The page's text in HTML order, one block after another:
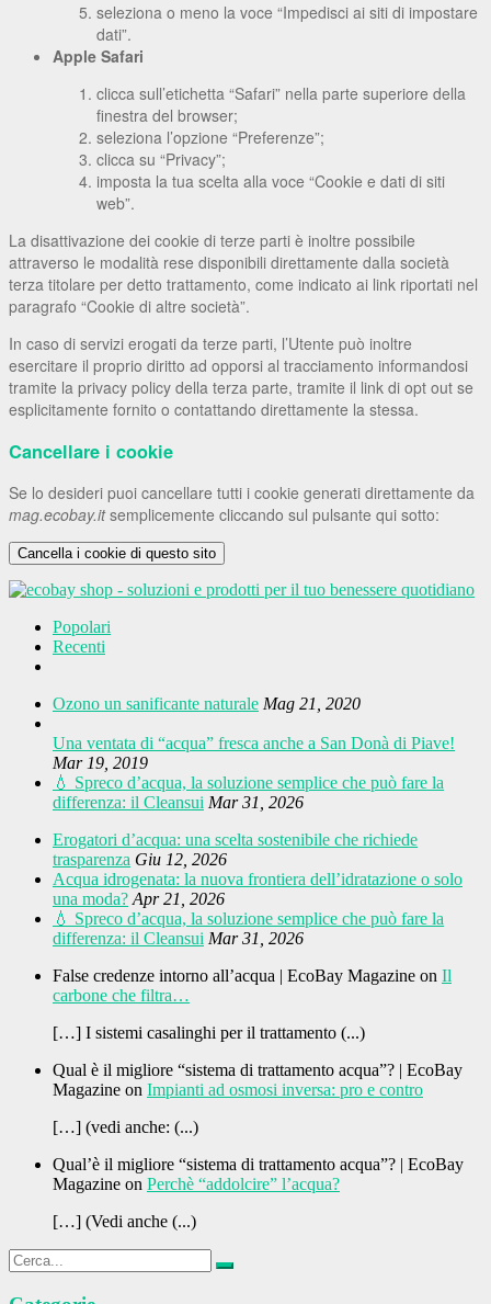
seleziona o meno la voce “Impedisci ai siti di impostare
dati”.
Apple Safari
clicca sull’etichetta “Safari” nella parte superiore della
finestra del browser;
seleziona l’opzione “Preferenze”;
clicca su “Privacy”;
imposta la tua scelta alla voce “Cookie e dati di siti
web”.
La disattivazione dei cookie di terze parti è inoltre possibile
attraverso le modalità rese disponibili direttamente dalla società
terza titolare per detto trattamento, come indicato ai link riportati nel
paragrafo “Cookie di altre società”.
In caso di servizi erogati da terze parti, l’Utente può inoltre
esercitare il proprio diritto ad opporsi al tracciamento informandosi
tramite la privacy policy della terza parte, tramite il link di opt out se
esplicitamente fornito o contattando direttamente la stessa.
Cancellare i cookie
Se lo desideri puoi cancellare tutti i cookie generati direttamente da
mag.ecobay.itsemplicemente cliccando sul pulsante qui sotto:
Cancella i cookie di questo sito
Popolari
Recenti
Ozono un sanificante naturale Mag 21, 2020
Una ventata di “acqua” fresca anche a San Donà di Piave!
Mar 19, 2019
💧 Spreco d’acqua, la soluzione semplice che può fare la
differenza: il Cleansui Mar 31, 2026
Erogatori d’acqua: una scelta sostenibile che richiede
trasparenza Giu 12, 2026
Acqua idrogenata: la nuova frontiera dell’idratazione o solo
una moda? Apr 21, 2026
💧 Spreco d’acqua, la soluzione semplice che può fare la
differenza: il Cleansui Mar 31, 2026
False credenze intorno all’acqua | EcoBay Magazine on Il
carbone che filtra…
[…] I sistemi casalinghi per il trattamento (...)
Qual è il migliore “sistema di trattamento acqua”? | EcoBay
Magazine on Impianti ad osmosi inversa: pro e contro
[…] (vedi anche: (...)
Qual’è il migliore “sistema di trattamento acqua”? | EcoBay
Magazine on Perchè “addolcire” l’acqua?
[…] (Vedi anche (...)